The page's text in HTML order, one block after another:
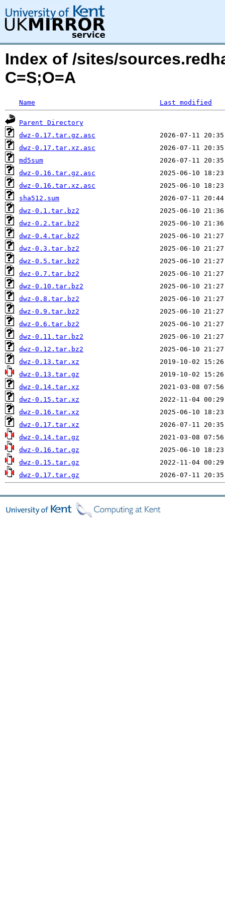
Index of /sites/
C=S;O=A
Name Last modified
Parent Directory
dwz-0.17.tar.gz.asc
dwz-0.17.tar.xz.asc
md5sum
dwz-0.16.tar.gz.asc
dwz-0.16.tar.xz.asc
sha512.sum
dwz-0.1.tar.bz2
dwz-0.2.tar.bz2
dwz-0.4.tar.bz2
dwz-0.3.tar.bz2
dwz-0.5.tar.bz2
dwz-0.7.tar.bz2
dwz-0.10.tar.bz2
dwz-0.8.tar.bz2
dwz-0.9.tar.bz2
dwz-0.6.tar.bz2
dwz-0.11.tar.bz2
dwz-0.12.tar.bz2
dwz-0.13.tar.xz
dwz-0.13.tar.gz
dwz-0.14.tar.xz
dwz-0.15.tar.xz
dwz-0.16.tar.xz
dwz-0.17.tar.xz
dwz-0.14.tar.gz
dwz-0.16.tar.gz
dwz-0.15.tar.gz
dwz-0.17.tar.gz